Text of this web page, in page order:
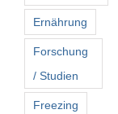
Ernährung
Forschung
/ Studien
Freezing